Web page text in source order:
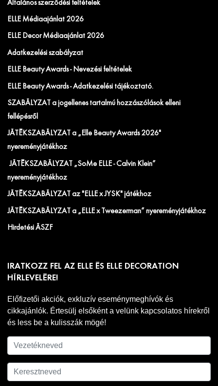
Általános szerződési feltételek
ELLE Médiaajánlat 2026
ELLE Decor Médiaajánlat 2026
Adatkezelési szabályzat
ELLE Beauty Awards - Nevezési feltételek
ELLE Beauty Awards - Adatkezelési tájékoztató.
SZABÁLYZAT a jogellenes tartalmú hozzászólások elleni
fellépésről
JÁTÉKSZABÁLYZAT a „Elle Beauty Awards 2026"
nyereményjátékhoz
JÁTÉKSZABÁLYZAT „SoMe ELLE - Calvin Klein”
nyereményjátékhoz
JÁTÉKSZABÁLYZAT az "ELLE x JYSK" játékhoz
JÁTÉKSZABÁLYZAT a „ELLE x Tweezerman” nyereményjátékhoz
Hirdetési ÁSZF
IRATKOZZ FEL AZ ELLE ÉS ELLE DECORATION
HÍRLEVELÉRE!
Előfizetői akciók, exkluzív eseménymeghívók és
cikkajánlók. Értesülj elsőként a velünk kapcsolatos hírekről
és less be a kulisszák mögé!